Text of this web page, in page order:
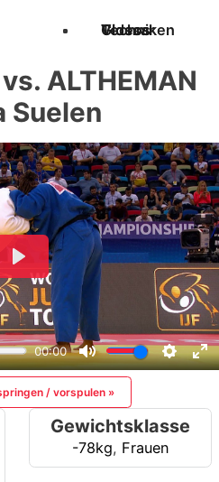
Techniken
Videos
Glossar
ALTHEMAN
Suelen
/ vorspulen »
Gewichtsklasse
-78kg, Frauen